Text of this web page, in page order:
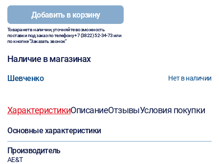
Добавить в корзину
Товара нет в наличии, уточняйте возможность
поставки под заказ по телефону+7 (3822) 52-34-73или
по кнопке "Заказать звонок"
Наличие в магазинах
Шевченко Нет в наличии
ХарактеристикиОписаниеОтзывыУсловия покупки
Основные характеристики
Производитель
AE&T